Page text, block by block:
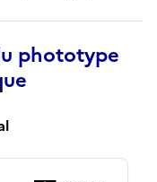
phototype